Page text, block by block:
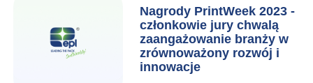
Nagrody PrintWeek 2023 -
członkowie jury chwalą
zaangażowanie branży w
zrównoważony rozwój i
innowacje